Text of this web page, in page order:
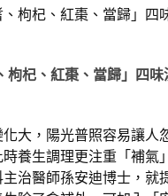
枸杞、紅棗、當歸」四
大，陽光普照容易讓人
養生調理更注重「補氣
治醫師孫安迪博士，就